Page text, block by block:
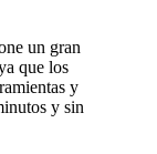
un gran
que los
y
y sin